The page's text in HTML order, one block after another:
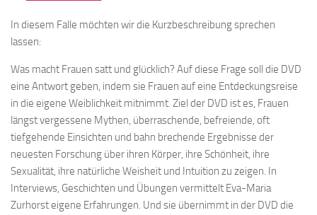
In diesem Falle möchten wir die Kurzbeschreibung sprechen
lassen:
Was macht Frauen satt und glücklich? Auf diese Frage soll die DVD
eine Antwort geben, indem sie Frauen auf eine Entdeckungsreise
in die eigene Weiblichkeit mitnimmt. Ziel der DVD ist es, Frauen
längst vergessene Mythen, überraschende, befreiende, oft
tiefgehende Einsichten und bahn brechende Ergebnisse der
neuesten Forschung über ihren Körper, ihre Schönheit, ihre
Sexualität, ihre natürliche Weisheit und Intuition zu zeigen. In
Interviews, Geschichten und Übungen vermittelt Eva-Maria
Zurhorst eigene Erfahrungen. Und sie übernimmt in der DVD die